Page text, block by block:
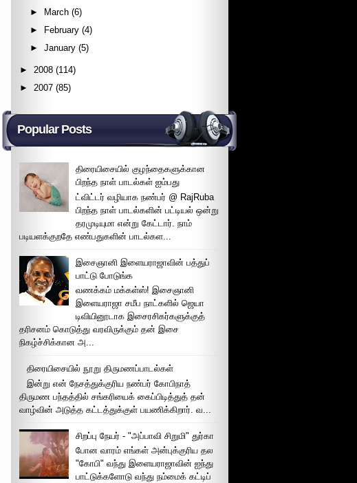
►
March (6)
►
February (4)
►January (5)
► 2008 (114)
► 2007 (85)
Popular Posts
திரையிசையில் குழந்தைகளுக்கான
பிறந்த நாள் பாடல்கள் ஐம்பது
ட்விட்டர் வழியாக நண்பர் @ RajRuba
பிறந்த நாள் பாடல்களின் பட்டியல் ஒன்று
தரமுடியுமா என்று கேட்டார். நாம்
படியளக்குறதே எண்பதுகளின் பாடல்கள...
இசைஞானி இளையராஜாவின் பத்துப்
பாட்டு போடுங்க
வணக்கம் மக்கள்ஸ்! இசைஞானி
இளையராஜா சமீப நாட்களில் ஜெயா
டிவியினூடாக இசைரசிகர்களுக்குத்
தரிசனம் கொடுத்து வரவிருக்கும் தன் இசை
நிகழ்ச்சிக்கான அ...
திரையிசையில் நூறு திருமணப்பாடல்கள்
இன்று என் நேசத்துக்குரிய நண்பர் கோபிநாத்
திருமண பந்தத்தில் சங்கரியைக் கைப்பிடித்துத் தன்
வாழ்வின் அடுத்த கட்டத்துக்குள் பயணிக்கிறார். வ...
சிறப்பு நேயர் - "அப்பாவி சிறுமி" துர்கா
போன வாரம் எங்கள் அன்புக்குரிய தல
"கோபி" வந்து இளையராஜாவின் ஐந்து
பாட்டுக்களோடு வந்து நம்மைக் கட்டிப்